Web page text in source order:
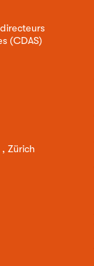
(CDAS)
Zürich